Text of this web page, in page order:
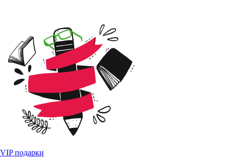
VIP подарки